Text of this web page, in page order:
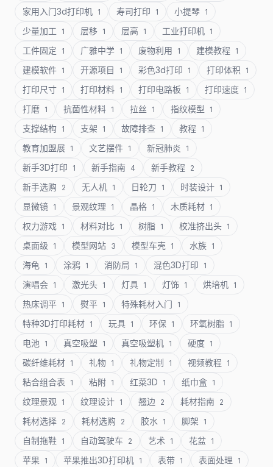
家用入门3d打印机 1 寿司打印 1 小提琴 1
少量加工 1 层移 1 层高 1 工业打印机 1
工件固定 1 广雅中学 1 废物利用 1 建模教程 1
建模软件 1 开源项目 1 彩色3d打印 1 打印体积 1
打印尺寸 1 打印材料 1 打印电路板 1 打印速度 1
打磨 1 抗菌性材料 1 拉丝 1 指纹模型 1
支撑结构 1 支架 1 故障排查 1 教程 1
教育加盟展 1 文艺摆件 1 新冠肺炎 1
新手3D打印 1 新手指南 4 新手教程 2
新手选购 2 无人机 1 日轮刀 1 时装设计 1
显微镜 1 景观纹理 1 晶格 1 木质耗材 1
权力游戏 1 材料对比 1 树脂 1 校准挤出头 1
桌面级 1 模型网站 3 模型车壳 1 水族 1
海龟 1 涂鸦 1 消防局 1 混色3D打印 1
演唱会 1 激光头 1 灯具 1 灯饰 1 烘培机 1
热床调平 1 熨平 1 特殊耗材入门 1
特种3D打印耗材 1 玩具 1 环保 1 环氧树脂 1
电池 1 真空吸塑 1 真空吸塑机 1 硬度 1
碳纤维耗材 1 礼物 1 礼物定制 1 视频教程 1
粘合组合表 1 粘附 1 红菜3D 1 纸巾盒 1
纹理景观 1 纹理设计 1 翘边 2 耗材指南 2
耗材选择 2 耗材选购 2 胶水 1 脚架 1
自制拖鞋 1 自动驾驶车 2 艺术 1 花盆 1
苹果 1 苹果推出3D打印机 1 表带 1 表面处理 1